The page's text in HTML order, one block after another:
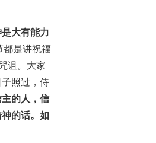
大有能力
都是讲祝福
诅。大家
照过，侍
的人，信
的话。如